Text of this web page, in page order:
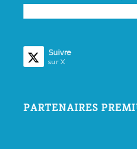
Suivre
sur X
PARTENAIRES